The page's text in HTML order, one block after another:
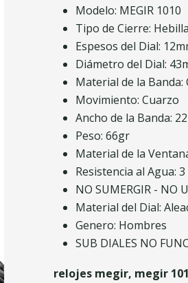
Modelo: MEGIR 1010
Tipo de Cierre: Hebilla
Espesos del Dial:
Diámetro del Dial:
Material de la Banda:
Movimiento: Cuarzo
Ancho de la Banda:
Peso: 66gr
Material de la
Resistencia al Agua:
NO SUMERGIR - NO
Material del Dial:
Genero: Hombres
SUB DIALES NO
relojes megir, megir